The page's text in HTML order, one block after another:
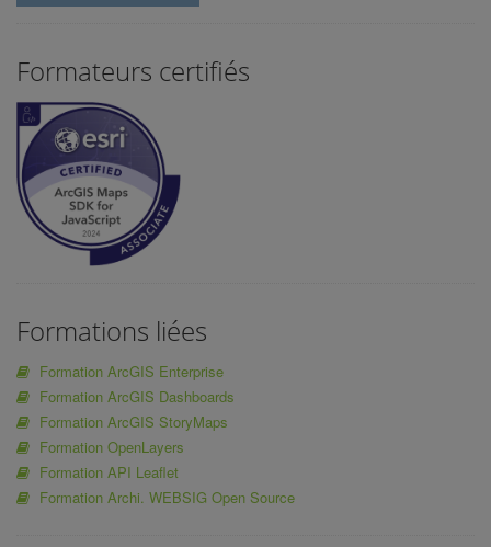
Formateurs certifiés
Formations liées
Formation ArcGIS Enterprise
Formation ArcGIS Dashboards
Formation ArcGIS StoryMaps
Formation OpenLayers
Formation API Leaflet
Formation Archi. WEBSIG Open Source